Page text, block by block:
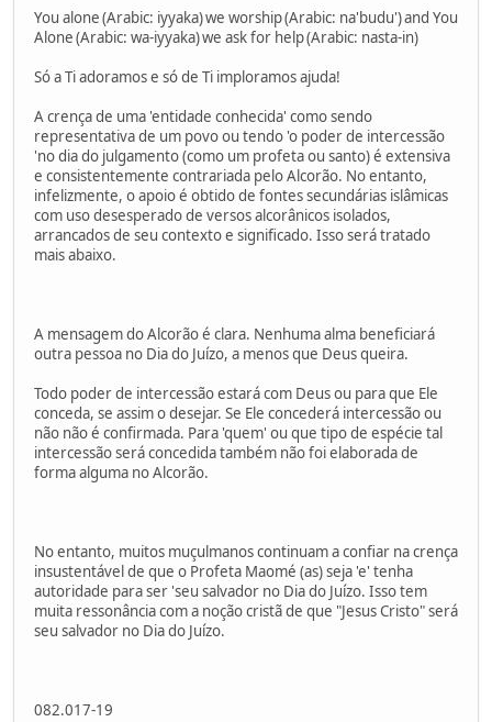
You alone (Arabic: iyyaka) we worship (Arabic: na'budu') and You
Alone (Arabic: wa-iyyaka) we ask for help (Arabic: nasta-in)
Só a Ti adoramos e só de Ti imploramos ajuda!
A crença de uma 'entidade conhecida' como sendo
representativa de um povo ou tendo 'o poder de intercessão
'no dia do julgamento (como um profeta ou santo) é extensiva
e consistentemente contrariada pelo Alcorão. No entanto,
infelizmente, o apoio é obtido de fontes secundárias islâmicas
com uso desesperado de versos alcorânicos isolados,
arrancados de seu contexto e significado. Isso será tratado
mais abaixo.
A mensagem do Alcorão é clara. Nenhuma alma beneficiará
outra pessoa no Dia do Juízo, a menos que Deus queira.
Todo poder de intercessão estará com Deus ou para que Ele
conceda, se assim o desejar. Se Ele concederá intercessão ou
não não é confirmada. Para 'quem' ou que tipo de espécie tal
intercessão será concedida também não foi elaborada de
forma alguma no Alcorão.
No entanto, muitos muçulmanos continuam a confiar na crença
insustentável de que o Profeta Maomé (as) seja 'e' tenha
autoridade para ser 'seu salvador no Dia do Juízo. Isso tem
muita ressonância com a noção cristã de que "Jesus Cristo" será
seu salvador no Dia do Juízo.
082.017-19